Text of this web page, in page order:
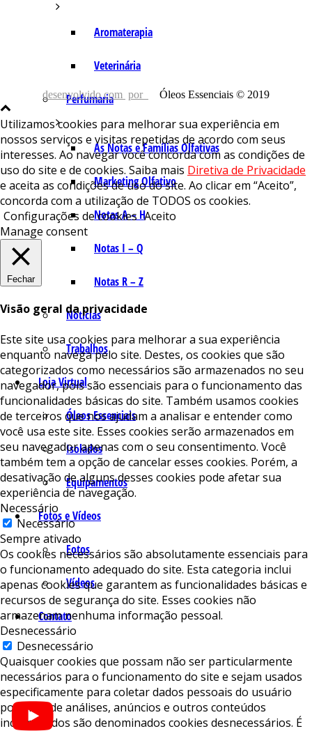
Aromaterapia
Veterinária
Perfumaria
As Notas e Famílias Olfativas
Marketing Olfativo
Notas A – H
Notas I – Q
Notas R – Z
Notícias
Trabalhos
Loja Virtual
Óleos Essenciais
Isolados
Equipamentos
Fotos e Vídeos
Fotos
Vídeos
Contato
desenvolvido com por Óleos Essenciais © 2019
Utilizamos cookies para melhorar sua experiência em
nossos serviços e visitas repetidas de acordo com seus
interesses. Ao navegar você concorda com as condições de
uso do site e de cookies. Saiba mais Diretiva de Privacidade
e aceita as condições de uso do site. Ao clicar em “Aceito”,
concorda com a utilização de TODOS os cookies.
Configurações de cookies Aceito
Manage consent
Fechar
Visão geral da privacidade
Este site usa cookies para melhorar a sua experiência
enquanto navega pelo site. Destes, os cookies que são
categorizados como necessários são armazenados no seu
navegador, pois são essenciais para o funcionamento das
funcionalidades básicas do site. Também usamos cookies
de terceiros que nos ajudam a analisar e entender como
você usa este site. Esses cookies serão armazenados em
seu navegador apenas com o seu consentimento. Você
também tem a opção de cancelar esses cookies. Porém, a
desativação de alguns desses cookies pode afetar sua
experiência de navegação.
Necessário
Necessário
Sempre ativado
Os cookies necessários são absolutamente essenciais para
o funcionamento adequado do site. Esta categoria inclui
apenas cookies que garantem as funcionalidades básicas e
recursos de segurança do site. Esses cookies não
armazenam nenhuma informação pessoal.
Desnecessário
Desnecessário
Quaisquer cookies que possam não ser particularmente
necessários para o funcionamento do site e sejam usados ​​
especificamente para coletar dados pessoais do usuário
por meio de análises, anúncios e outros conteúdos
incorporados são denominados cookies desnecessários. É